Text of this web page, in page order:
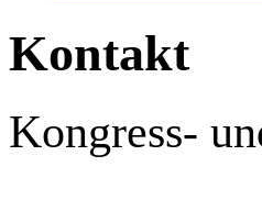
Kontakt
Kongress-